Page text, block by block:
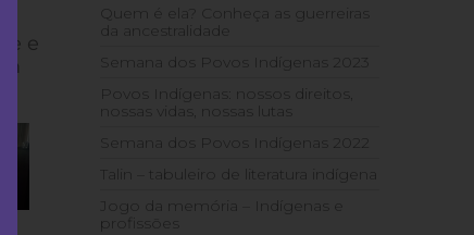
e
Quem é ela? Conheça as guerreiras
da ancestralidade
Semana dos Povos Indígenas 2023
Povos Indígenas: nossos direitos,
nossas vidas, nossas lutas
Semana dos Povos Indígenas 2022
Talin – tabuleiro de literatura indígena
Jogo da memória – Indígenas e
profissões